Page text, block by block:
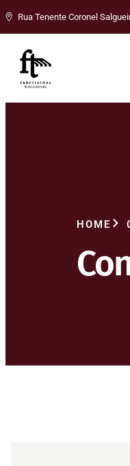
Rua Tenente Coronel
HOME